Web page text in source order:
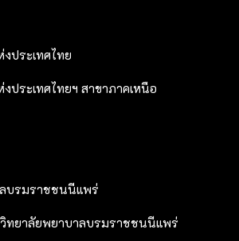
ประเทศไทย
ประเทศไทยฯ สาขาภาคเหนือ
บรมราชชนนีแพร่
ทยาลัยพยาบาลบรมราชชนนีแพร่